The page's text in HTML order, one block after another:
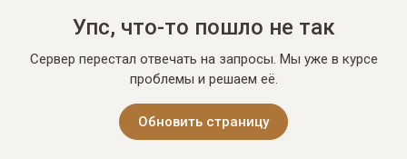
Упс, что-то пошло не так
Сервер перестал отвечать на запросы. Мы уже в курсе
проблемы и решаем её.
Обновить страницу